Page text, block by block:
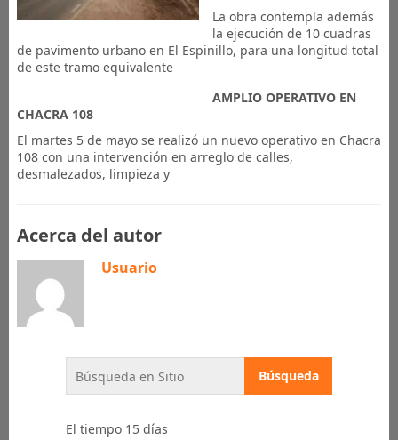
La obra contempla además
la ejecución de 10 cuadras
de pavimento urbano en El Espinillo, para una longitud total
de este tramo equivalente
AMPLIO OPERATIVO EN
CHACRA 108
El martes 5 de mayo se realizó un nuevo operativo en Chacra
108 con una intervención en arreglo de calles,
desmalezados, limpieza y
Acerca del autor
Usuario
El tiempo 15 días